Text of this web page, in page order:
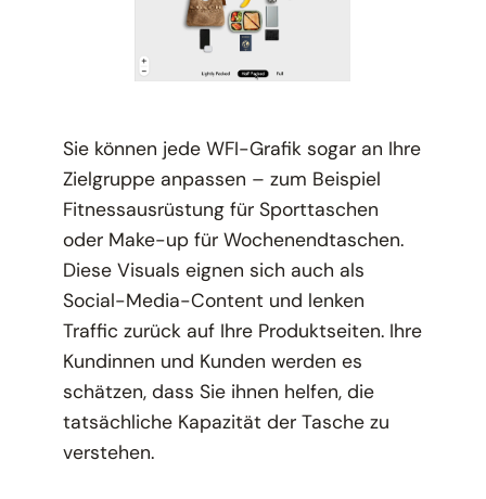
Sie können jede WFI-Grafik sogar an Ihre
Zielgruppe anpassen – zum Beispiel
Fitnessausrüstung für Sporttaschen
oder Make-up für Wochenendtaschen.
Diese Visuals eignen sich auch als
Social-Media-Content und lenken
Traffic zurück auf Ihre Produktseiten. Ihre
Kundinnen und Kunden werden es
schätzen, dass Sie ihnen helfen, die
tatsächliche Kapazität der Tasche zu
verstehen.